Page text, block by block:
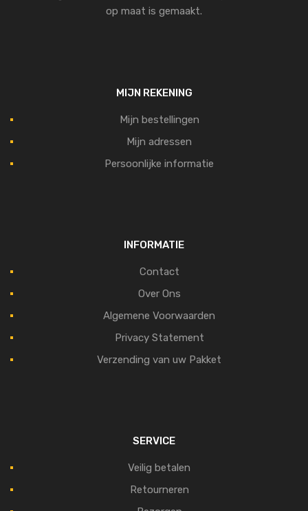
op maat is gemaakt.
MIJN REKENING
Mijn bestellingen
Mijn adressen
Persoonlijke informatie
INFORMATIE
Contact
Over Ons
Algemene Voorwaarden
Privacy Statement
Verzending van uw Pakket
SERVICE
Veilig betalen
Retourneren